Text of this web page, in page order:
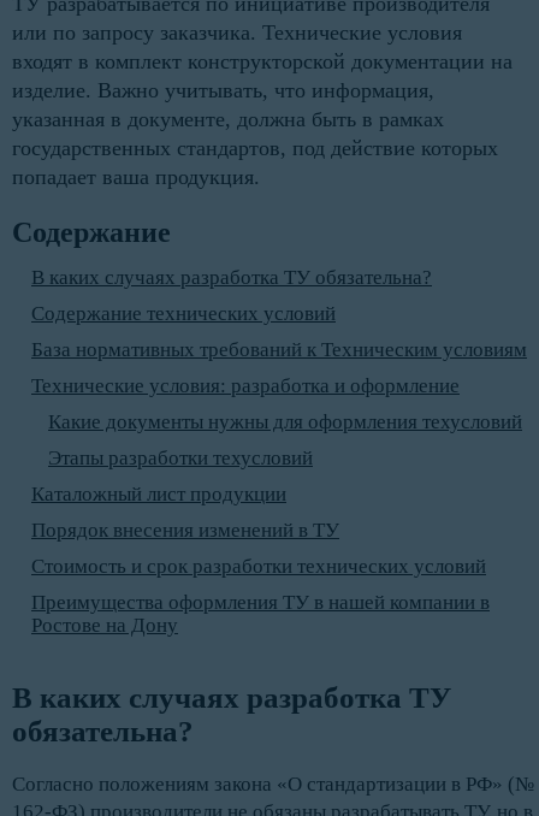
или по запросу заказчика. Технические условия
входят в комплект конструкторской документации на
изделие. Важно учитывать, что информация,
указанная в документе, должна быть в рамках
государственных стандартов, под действие которых
попадает ваша продукция.
Содержание
В каких случаях разработка ТУ обязательна?
Содержание технических условий
База нормативных требований к Техническим условиям
Технические условия: разработка и оформление
Какие документы нужны для оформления техусловий
Этапы разработки техусловий
Каталожный лист продукции
Порядок внесения изменений в ТУ
Стоимость и срок разработки технических условий
Преимущества оформления ТУ в нашей компании в
Ростове на Дону
В каких случаях разработка ТУ
обязательна?
Согласно положениям закона «О стандартизации в РФ» (№